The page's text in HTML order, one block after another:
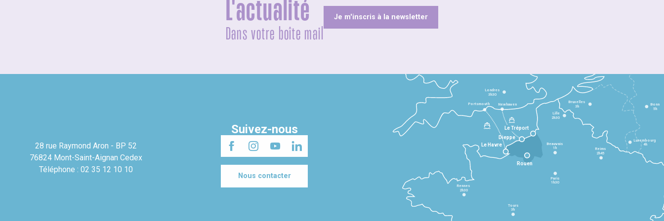
L'actualité
Dans votre boîte mail
Je m'inscris à la newsletter
28 rue Raymond Aron - BP 52
76824 Mont-Saint-Aignan Cedex
Téléphone : 02 35 12 10 10
Suivez-nous
Nous contacter
Le Havre
Dieppe
Le Tréport
Rennes
2h30
Tours
3h
Paris
1h30
Beauvais
1h Reims
2h45
Lille
2h30
Bruxelles
3h
Londres
3h30
Newhaven
Portsmouth Bonn
5h
Luxembourg
4h
Rouen